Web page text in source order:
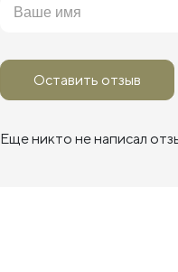
Оставить отзыв
Еще никто не написал